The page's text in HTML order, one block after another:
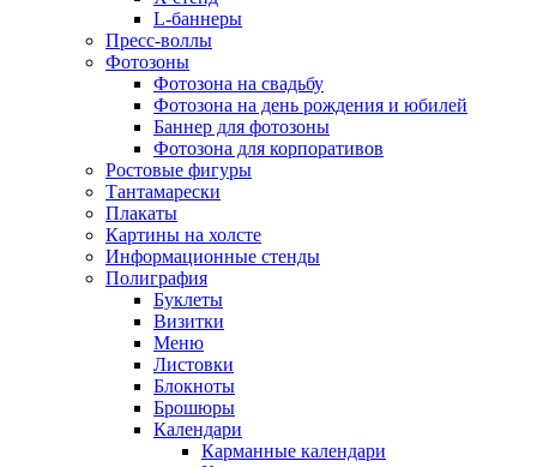
L-баннеры
Пресс-воллы
Фотозоны
Фотозона на свадьбу
Фотозона на день рождения и юбилей
Баннер для фотозоны
Фотозона для корпоративов
Ростовые фигуры
Тантамарески
Плакаты
Картины на холсте
Информационные стенды
Полиграфия
Буклеты
Визитки
Меню
Листовки
Блокноты
Брошюры
Календари
Карманные календари